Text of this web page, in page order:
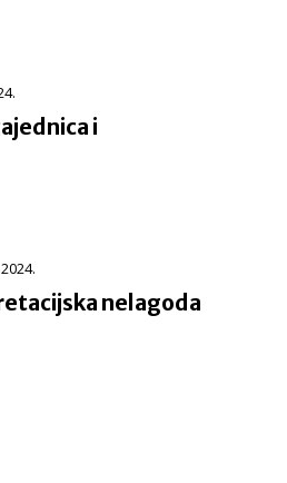
i
nelagoda